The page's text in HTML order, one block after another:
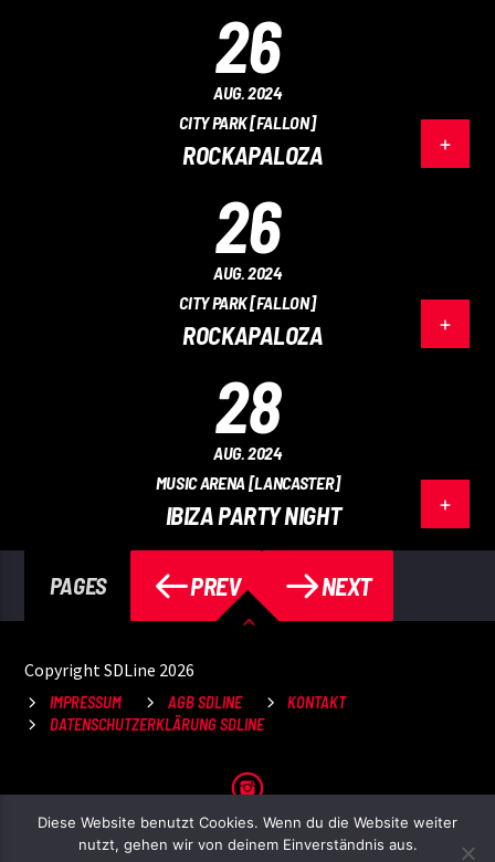
26
AUG. 2024
CITY PARK [FALLON]
ROCKAPALOZA
26
AUG. 2024
CITY PARK [FALLON]
ROCKAPALOZA
28
AUG. 2024
MUSIC ARENA [LANCASTER]
IBIZA PARTY NIGHT
PAGES PREV NEXT
Copyright SDLine 2026
IMPRESSUM AGB SDLINE
KONTAKT
DATENSCHUTZERKLÄRUNG SDLINE
Diese Website benutzt Cookies. Wenn du die Website weiter
nutzt, gehen wir von deinem Einverständnis aus.